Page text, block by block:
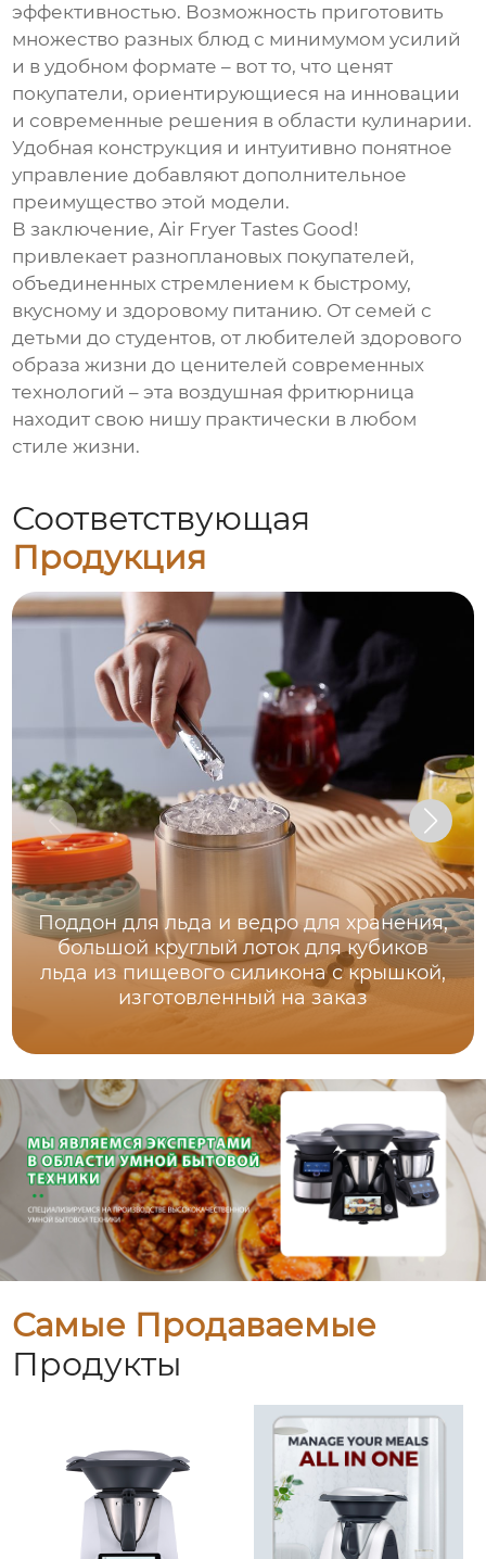
эффективностью. Возможность приготовить
множество разных блюд с минимумом усилий
и в удобном формате – вот то, что ценят
покупатели, ориентирующиеся на инновации
и современные решения в области кулинарии.
Удобная конструкция и интуитивно понятное
управление добавляют дополнительное
преимущество этой модели.
В заключение, Air Fryer Tastes Good!
привлекает разноплановых покупателей,
объединенных стремлением к быстрому,
вкусному и здоровому питанию. От семей с
детьми до студентов, от любителей здорового
образа жизни до ценителей современных
технологий – эта воздушная фритюрница
находит свою нишу практически в любом
стиле жизни.
Соответствующая
Продукция
Поддон для льда и ведро для хранения,
большой круглый лоток для кубиков
льда из пищевого силикона с крышкой,
изготовленный на заказ
Самые Продаваемые
Продукты